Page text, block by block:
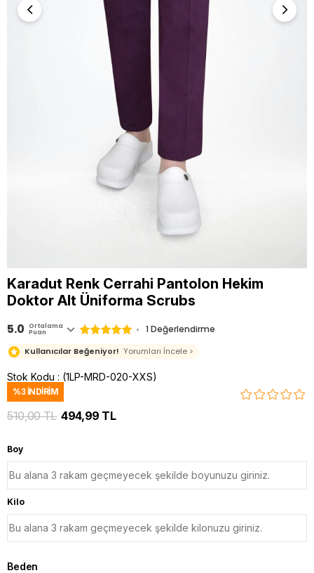
Karadut Renk Cerrahi Pantolon Hekim
Doktor Alt Üniforma Scrubs
5.0 Ortalama
Puan 1 Değerlendirme
Kullanıcılar Beğeniyor! Yorumları İncele >
Stok Kodu (1LP-MRD-020-XXS)
%3 İNDIRIM
510,00 TL 494,99 TL
Boy
Kilo
Beden